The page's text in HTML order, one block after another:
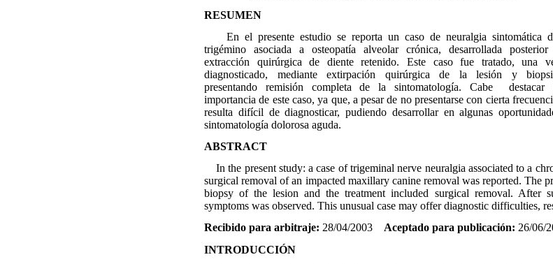
RESUMEN
En el presente estudio se reporta un caso de neuralgia sintomática
trigémino asociada a osteopatía alveolar crónica, desarrollada posterior
extracción quirúrgica de diente retenido. Este caso fue tratado, una
diagnosticado, mediante extirpación quirúrgica de la lesión y
presentando remisión completa de la sintomatología. Cabe
destacar
importancia de este caso, ya que, a pesar de no presentarse con cierta
resulta difícil de diagnosticar, pudiendo desarrollar en algunas
sintomatología dolorosa aguda.
ABSTRACT
In the present study: a case of trigeminal nerve neuralgia associated to a
surgical removal of an impacted maxillary canine removal was reported. The
biopsy of the lesion and the treatment included surgical removal. After
symptoms was observed. This unusual case may offer diagnostic difficulties,
Recibido para arbitraje: 28/04/2003 Aceptado para publicación: 26/06/
INTRODUCCIÓN